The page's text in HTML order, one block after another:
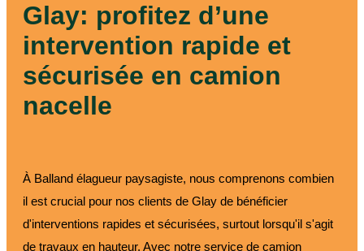
Glay: profitez d’une
intervention rapide et
sécurisée en camion
nacelle
À Balland élagueur paysagiste, nous comprenons combien
il est crucial pour nos clients de Glay de bénéficier
d'interventions rapides et sécurisées, surtout lorsqu'il s'agit
de travaux en hauteur. Avec notre service de camion